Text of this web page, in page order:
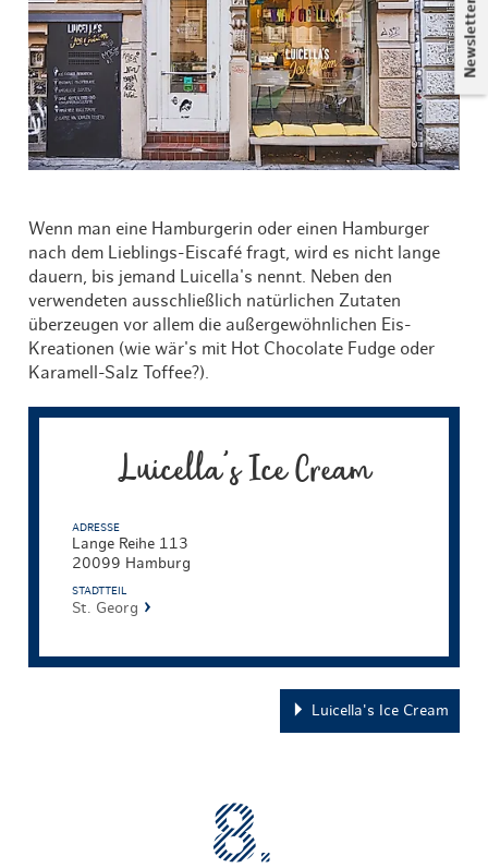
Newsletter
Wenn man eine Hamburgerin oder einen Hamburger
nach dem Lieblings-Eiscafé fragt, wird es nicht lange
dauern, bis jemand Luicella's nennt. Neben den
verwendeten ausschließlich natürlichen Zutaten
überzeugen vor allem die außergewöhnlichen Eis-
Kreationen (wie wär's mit Hot Chocolate Fudge oder
Karamell-Salz Toffee?).
Luicella's Ice Cream
ADRESSE
Lange Reihe 113
20099 Hamburg
STADTTEIL
St. Georg
Luicella's Ice Cream